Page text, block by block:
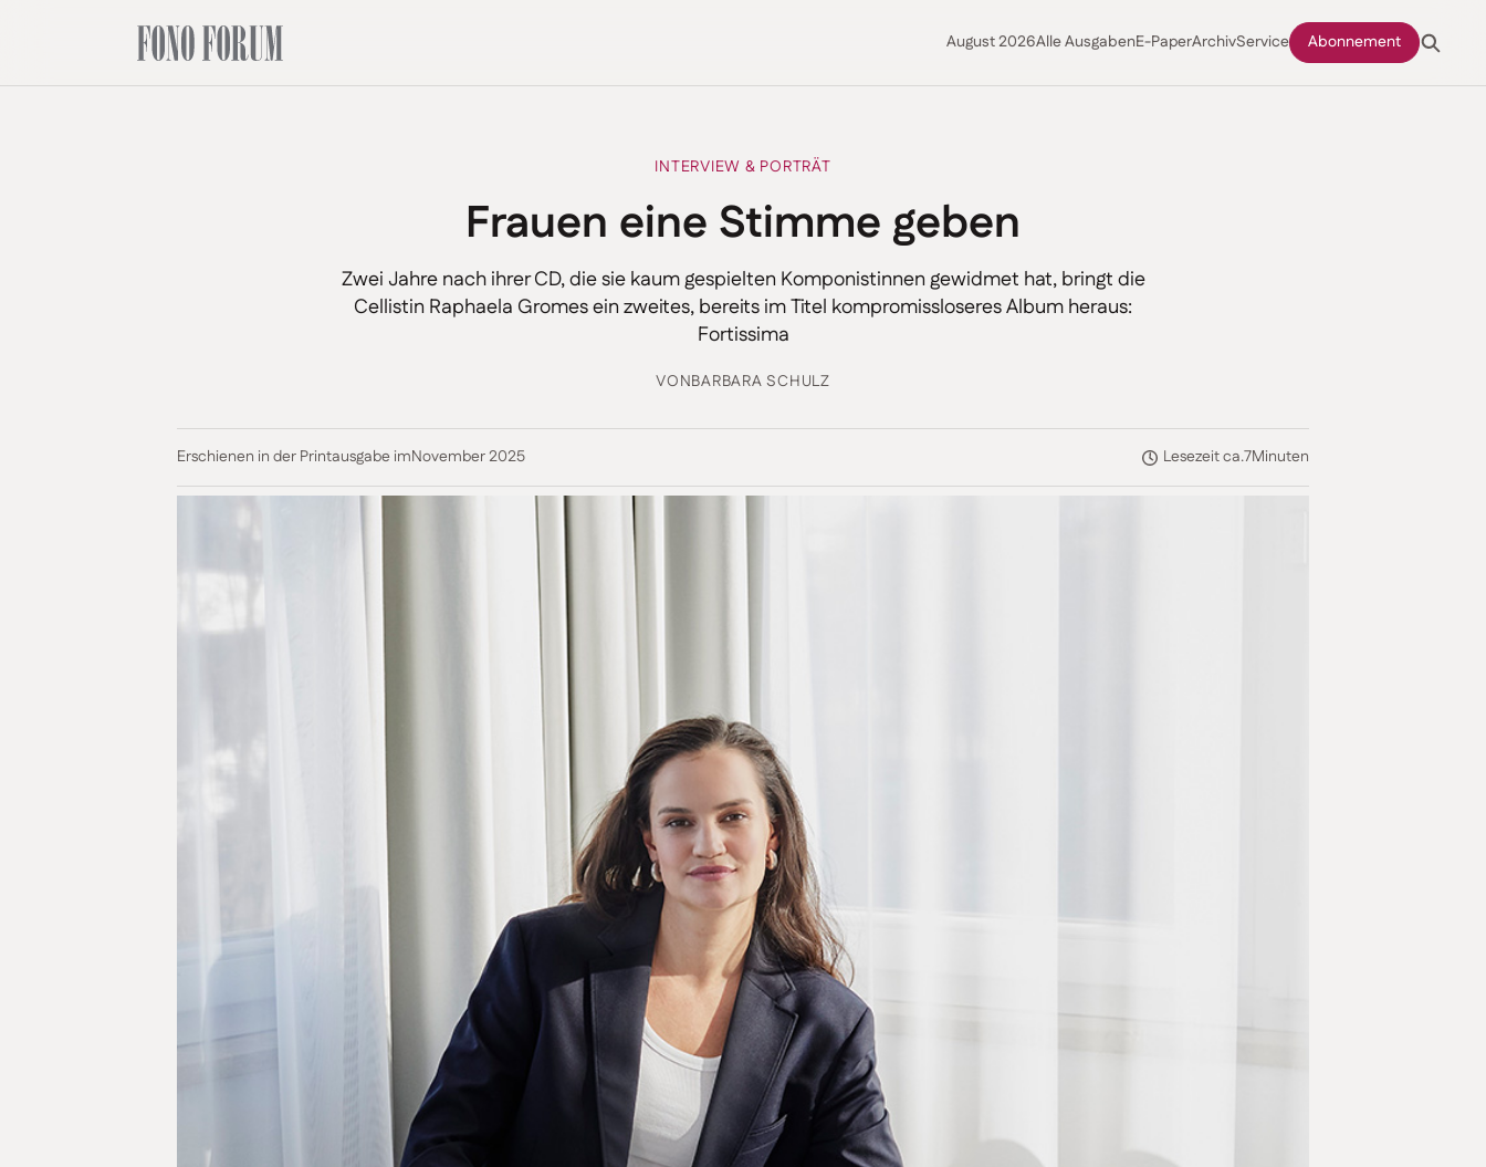
August 2026Alle AusgabenE-PaperArchivService Abonnement
INTERVIEW & PORTRÄT
Frauen eine Stimme geben
Zwei Jahre nach ihrer CD, die sie kaum gespielten Komponistinnen gewidmet hat, bringt die
Cellistin Raphaela Gromes ein zweites, bereits im Titel kompromissloseres Album heraus:
Fortissima
VONBARBARA SCHULZ
Erschienen in der Printausgabe imNovember 2025 Lesezeit ca.7Minuten